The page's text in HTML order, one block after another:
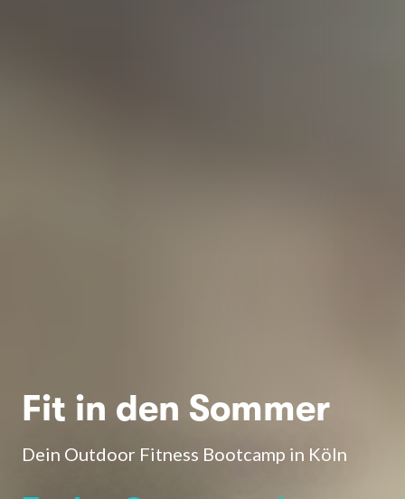
Fit in den Sommer
Dein Outdoor Fitness Bootcamp in Köln